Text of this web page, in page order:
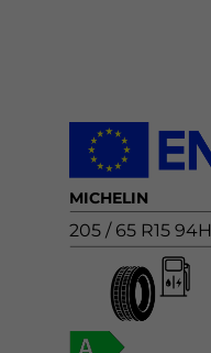
MICHELIN
205 / 65 R15 94H